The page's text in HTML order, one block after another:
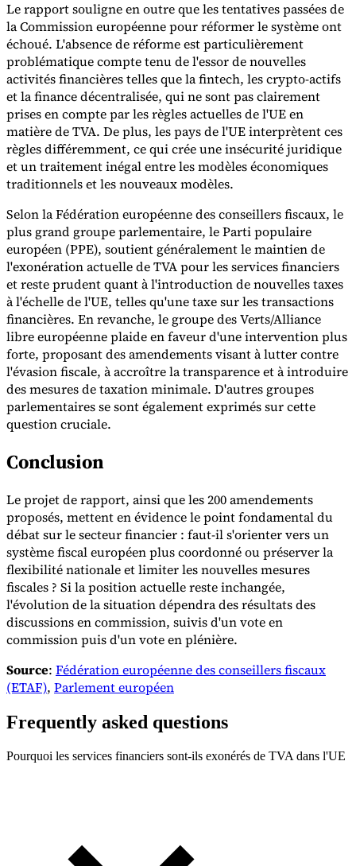
Le rapport souligne en outre que les tentatives passées de
la Commission européenne pour réformer le système ont
échoué. L'absence de réforme est particulièrement
problématique compte tenu de l'essor de nouvelles
activités financières telles que la fintech, les crypto-actifs
et la finance décentralisée, qui ne sont pas clairement
prises en compte par les règles actuelles de l'UE en
matière de TVA. De plus, les pays de l'UE interprètent ces
règles différemment, ce qui crée une insécurité juridique
et un traitement inégal entre les modèles économiques
traditionnels et les nouveaux modèles.
Selon la Fédération européenne des conseillers fiscaux, le
plus grand groupe parlementaire, le Parti populaire
européen (PPE), soutient généralement le maintien de
l'exonération actuelle de TVA pour les services financiers
et reste prudent quant à l'introduction de nouvelles taxes
à l'échelle de l'UE, telles qu'une taxe sur les transactions
financières. En revanche, le groupe des Verts/Alliance
libre européenne plaide en faveur d'une intervention plus
forte, proposant des amendements visant à lutter contre
l'évasion fiscale, à accroître la transparence et à introduire
des mesures de taxation minimale. D'autres groupes
parlementaires se sont également exprimés sur cette
question cruciale.
Conclusion
Le projet de rapport, ainsi que les 200 amendements
proposés, mettent en évidence le point fondamental du
débat sur le secteur financier : faut-il s'orienter vers un
système fiscal européen plus coordonné ou préserver la
flexibilité nationale et limiter les nouvelles mesures
fiscales ? Si la position actuelle reste inchangée,
l'évolution de la situation dépendra des résultats des
discussions en commission, suivis d'un vote en
commission puis d'un vote en plénière.
Source: Fédération européenne des conseillers fiscaux
(ETAF), Parlement européen
Frequently asked questions
Pourquoi les services financiers sont-ils exonérés de TVA dans l'UE